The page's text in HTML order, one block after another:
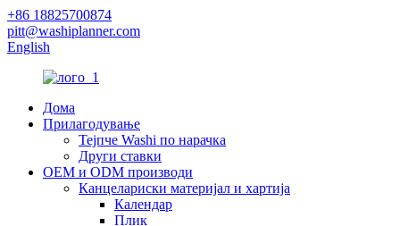
+86 18825700874
pitt@washiplanner.com
English
Дома
Прилагодување
Тејпче Washi по нарачка
Други ставки
OEM и ODM производи
Канцелариски материјал и хартија
Календар
Плик